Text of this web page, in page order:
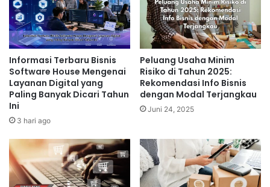
Informasi Terbaru Bisnis
Software House Mengenai
Layanan Digital yang
Paling Banyak Dicari Tahun
Ini
3 hari ago
Peluang Usaha Minim
Risiko di Tahun 2025:
Rekomendasi Info Bisnis
dengan Modal Terjangkau
Juni 24, 2025